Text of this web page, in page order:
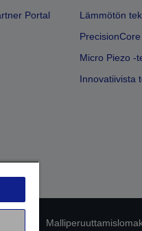
Portal
Lämmötön
PrecisionCore
Micro Piezo -
Innovatiivista